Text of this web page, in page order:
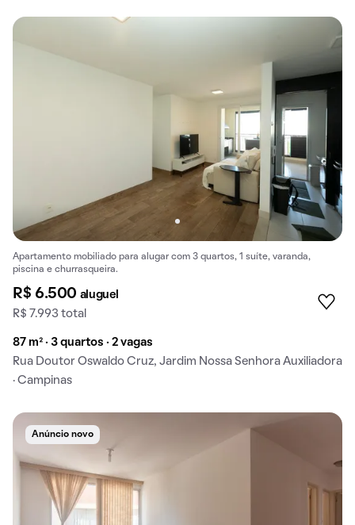
Apartamento mobiliado para alugar com 3 quartos, 1 suíte, varanda,
piscina e churrasqueira.
R$ 6.500 aluguel
R$ 7.993 total
87 m² · 3 quartos · 2 vagas
Rua Doutor Oswaldo Cruz, Jardim Nossa Senhora Auxiliadora
· Campinas
Anúncio novo